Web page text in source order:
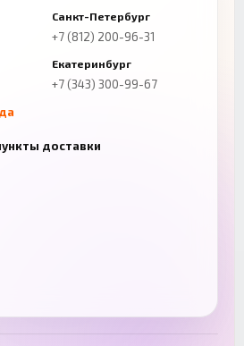
Санкт-Петербург
+7 (812) 200-96-31
Екатеринбург
+7 (343) 300-99-67
доставки